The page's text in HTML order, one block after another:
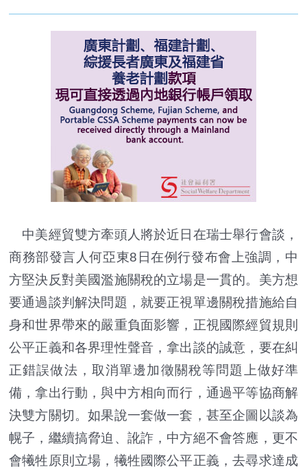
中美經貿雙方牽頭人將於近日在瑞士舉行會談，
商務部發言人何亞東8日在例行發布會上強調，中
方堅決反對美國濫施關稅的立場是一貫的。美方想
要通過談判解決問題，就要正視單邊關稅措施給自
身和世界帶來的嚴重負面影響，正視國際經貿規則
公平正義和各界理性聲音，拿出談的誠意，要在糾
正錯誤做法，取消單邊加徵關稅等問題上做好準
備，拿出行動，與中方相向而行，通過平等協商解
決雙方關切。如果說一套做一套，甚至企圖以談為
幌子，繼續搞脅迫、訛詐，中方絕不會答應，更不
會犧牲原則立場，犧牲國際公平正義，去尋求達成